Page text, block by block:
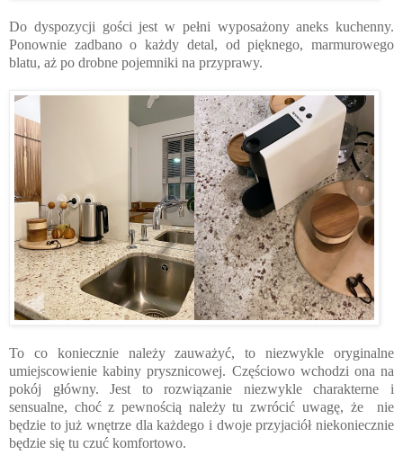
Do dyspozycji gości jest w pełni wyposażony aneks kuchenny.
Ponownie zadbano o każdy detal, od pięknego, marmurowego
blatu, aż po drobne pojemniki na przyprawy.
To co koniecznie należy zauważyć, to niezwykle oryginalne
umiejscowienie kabiny prysznicowej. Częściowo wchodzi ona na
pokój główny. Jest to rozwiązanie niezwykle charakterne i
sensualne, choć z pewnością należy tu zwrócić uwagę, że nie
będzie to już wnętrze dla każdego i dwoje przyjaciół niekoniecznie
będzie się tu czuć komfortowo.